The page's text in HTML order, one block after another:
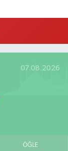
07.08.2026
ÖĞLE